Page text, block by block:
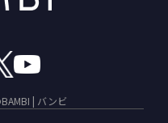
| バンビ